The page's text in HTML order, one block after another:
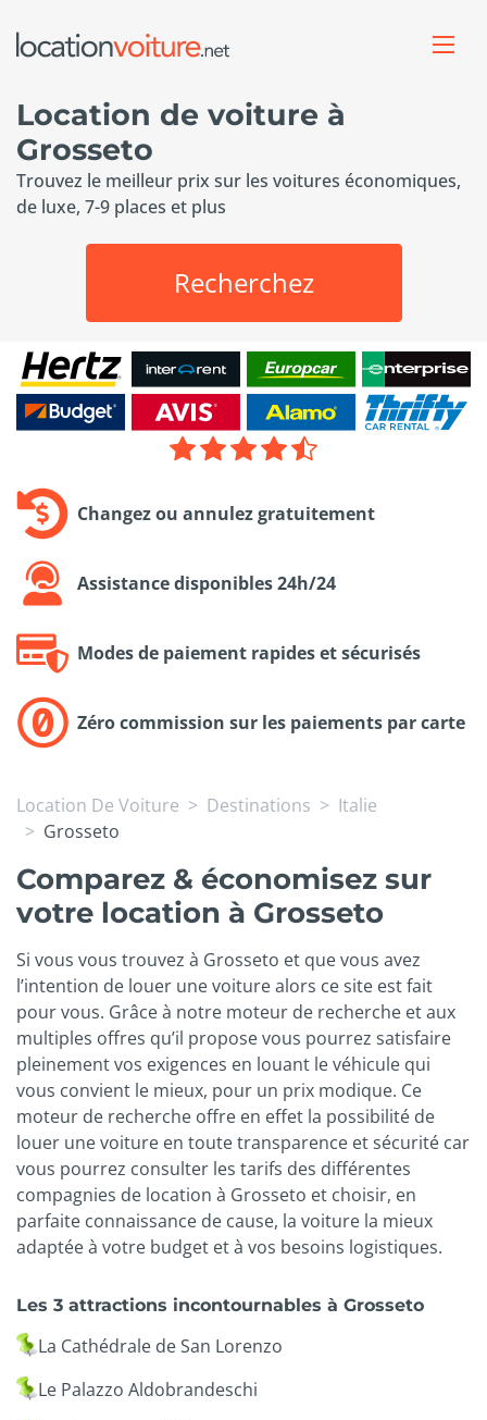
Location de voiture à
Grosseto
Trouvez le meilleur prix sur les voitures économiques,
de luxe, 7-9 places et plus
Recherchez
Changez ou annulez gratuitement
Assistance disponibles 24h/24
Modes de paiement rapides et sécurisés
Zéro commission sur les paiements par carte
Location De Voiture Destinations
Italie
Grosseto
Comparez & économisez sur
votre location à Grosseto
Si vous vous trouvez à Grosseto et que vous avez
l’intention de louer une voiture alors ce site est fait
pour vous. Grâce à notre moteur de recherche et aux
multiples offres qu’il propose vous pourrez satisfaire
pleinement vos exigences en louant le véhicule qui
vous convient le mieux, pour un prix modique. Ce
moteur de recherche offre en effet la possibilité de
louer une voiture en toute transparence et sécurité car
vous pourrez consulter les tarifs des différentes
compagnies de location à Grosseto et choisir, en
parfaite connaissance de cause, la voiture la mieux
adaptée à votre budget et à vos besoins logistiques.
Les 3 attractions incontournables à Grosseto
La Cathédrale de San Lorenzo
Le Palazzo Aldobrandeschi